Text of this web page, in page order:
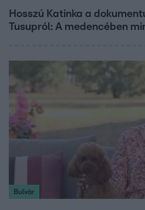
Hosszú Katinka a
Tusupról: A medencében
Bulvár